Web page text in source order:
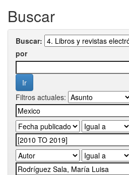
Buscar
Buscar:
por
Filtros actuales: